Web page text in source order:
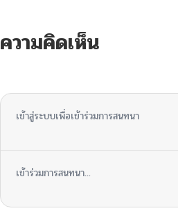
ความคิดเห็น
เข้าสู่ระบบเพื่อเข้าร่วมการสนทนา
เข้าร่วมการสนทนา...